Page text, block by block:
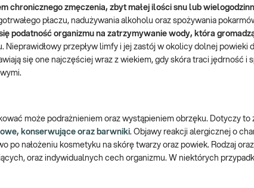
chronicznego zmęczenia, zbyt małej ilości snu lub
płaczu, nadużywania alkoholu oraz spożywania
podatność organizmu na zatrzymywanie wody, która
przepływ limfy i jej zastój w okolicy dolnej powieki
się one najczęściej wraz z wiekiem, gdy skóra traci jędrność i
może podrażnieniem oraz wystąpieniem obrzęku. Dotyczy to
konserwujące oraz barwniki. Objawy reakcji alergicznej o
nałożeniu kosmetyku na skórę twarzy oraz powiek. Rodzaj
oraz indywidualnych cech organizmu. W niektórych